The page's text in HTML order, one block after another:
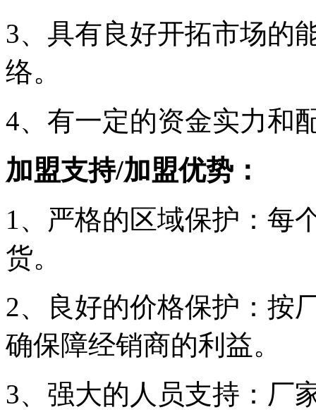
3、具有良好开拓市场的
络。
4、有一定的资金实力和
加盟支持/加盟优势：
1、严格的区域保护：每
货。
2、良好的价格保护：按
确保障经销商的利益。
3、强大的人员支持：厂